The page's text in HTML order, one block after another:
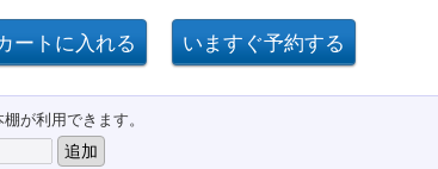
が利用できます。